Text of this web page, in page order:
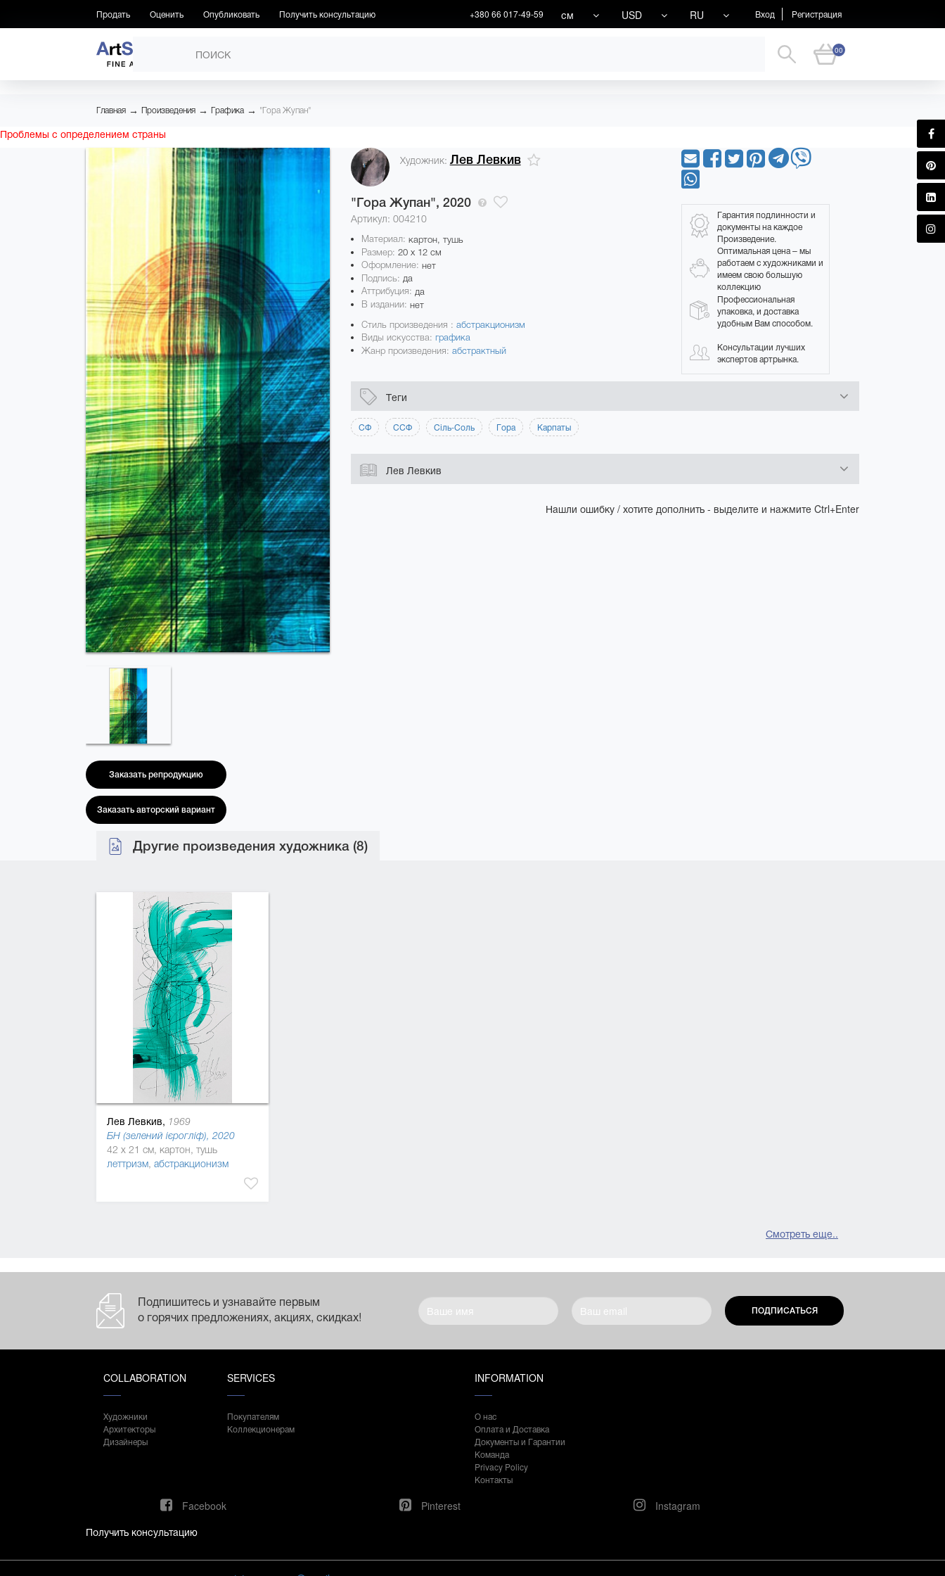
Продать Оценить Опубликовать Получить консультацию Вход Регистрация
+380 66 017-49-59 см USD RU
00
ПРОИЗВЕДЕНИЯ
Главная → Произведения → Графика → "Гора Жупан"
Проблемы с определением страны
Заказать репродукцию
Заказать авторский вариант
Художник: Лев Левкив
"Гора Жупан", 2020
Артикул: 004210
Материал: картон, тушь
Размер: 20 x 12 см
Оформление: нет
Подпись: да
Аттрибуция: да
В издании: нет
Стиль произведения : абстракционизм
Виды искусства: графика
Жанр произведения: абстрактный
Гарантия подлинности и
документы на каждое
Произведение.
Оптимальная цена – мы
работаем с художниками и
имеем свою большую
коллекцию
Профессиональная
упаковка, и доставка
удобным Вам способом.
Консультации лучших
экспертов артрынка.
Теги
СФ ССФ Сіль-Соль Гора Карпаты
Лев Левкив
Нашли ошибку / хотите дополнить - выделите и нажмите Ctrl+Enter
Другие произведения художника (8)
Лев Левкив, 1969
БН (зелений ієрогліф), 2020
42 x 21 см, картон, тушь
леттризм, абстракционизм
Смотреть еще..
Подпишитесь и узнавайте первым
о горячих предложениях, акциях, скидках!
ПОДПИСАТЬСЯ
COLLABORATION
Художники
Архитекторы
Дизайнеры
SERVICES
Покупателям
Коллекционерам
INFORMATION
О нас
Оплата и Доставка
Документы и Гарантии
Команда
Privacy Policy
Контакты
Facebook Pinterest
Instagram
Получить консультацию